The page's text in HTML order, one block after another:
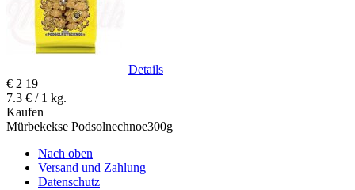
Details
€ 2 19
7.3 € / 1 kg.
Kaufen
Mürbekekse Podsolnechnoe300g
Nach oben
Versand und Zahlung
Datenschutz